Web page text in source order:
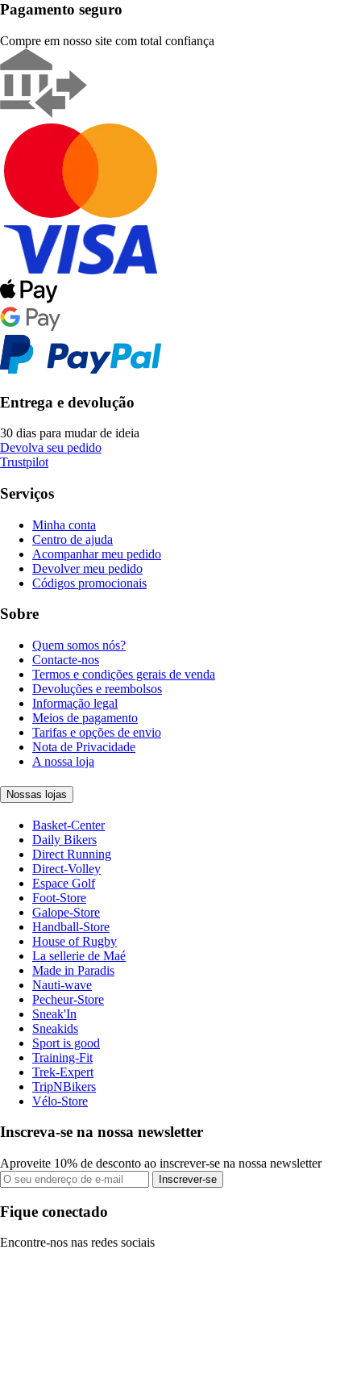
Pagamento seguro
Compre em nosso site com total confiança
Entrega e devolução
30 dias para mudar de ideia
Devolva seu pedido
Trustpilot
Serviços
Minha conta
Centro de ajuda
Acompanhar meu pedido
Devolver meu pedido
Códigos promocionais
Sobre
Quem somos nós?
Contacte-nos
Termos e condições gerais de venda
Devoluções e reembolsos
Informação legal
Meios de pagamento
Tarifas e opções de envio
Nota de Privacidade
A nossa loja
Nossas lojas
Basket-Center
Daily Bikers
Direct Running
Direct-Volley
Espace Golf
Foot-Store
Galope-Store
Handball-Store
House of Rugby
La sellerie de Maé
Made in Paradis
Nauti-wave
Pecheur-Store
Sneak'In
Sneakids
Sport is good
Training-Fit
Trek-Expert
TripNBikers
Vélo-Store
Inscreva-se na nossa newsletter
Aproveite 10% de desconto ao inscrever-se na nossa newsletter
Inscrever-se
Fique conectado
Encontre-nos nas redes sociais